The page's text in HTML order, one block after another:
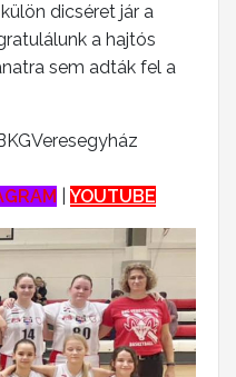
dicséret jár a
a hajtós
sem adták fel a
YOUTUBE